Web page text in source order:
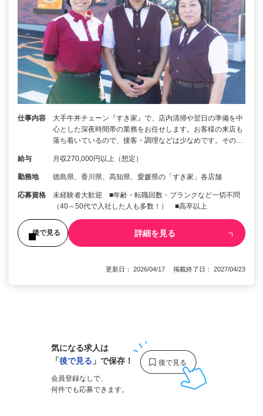
仕事内容
大手牛丼チェーン『すき家』で、店内清掃や翌日の準備を中
心とした深夜時間帯の業務をお任せします。お客様の来店も
落ち着いているので、接客・調理などは少なめです。その…
給与 月収270,000円以上（想定）
勤務地 徳島県、香川県、高知県、愛媛県の「すき家」各店舗
応募資格
未経験者大歓迎 ■年齢・転職回数・ブランクなど一切不問
（40～50代で入社した人も多数！） ■高卒以上
後で見る 詳細を見る
更新日： 2026/04/17 掲載終了日： 2027/04/23
気になる求人は
「後で見る 」で保存！
会員登録なしで、
何件でも応募できます。